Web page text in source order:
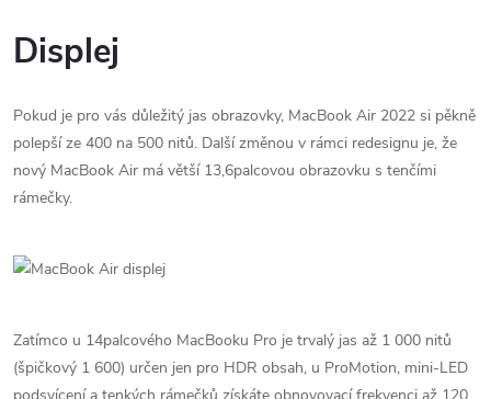
Displej
Pokud je pro vás důležitý jas obrazovky, MacBook Air 2022 si pěkně
polepší ze 400 na 500 nitů. Další změnou v rámci redesignu je, že
nový MacBook Air má větší 13,6palcovou obrazovku s tenčími
rámečky.
Zatímco u 14palcového MacBooku Pro je trvalý jas až 1 000 nitů
(špičkový 1 600) určen jen pro HDR obsah, u ProMotion, mini-LED